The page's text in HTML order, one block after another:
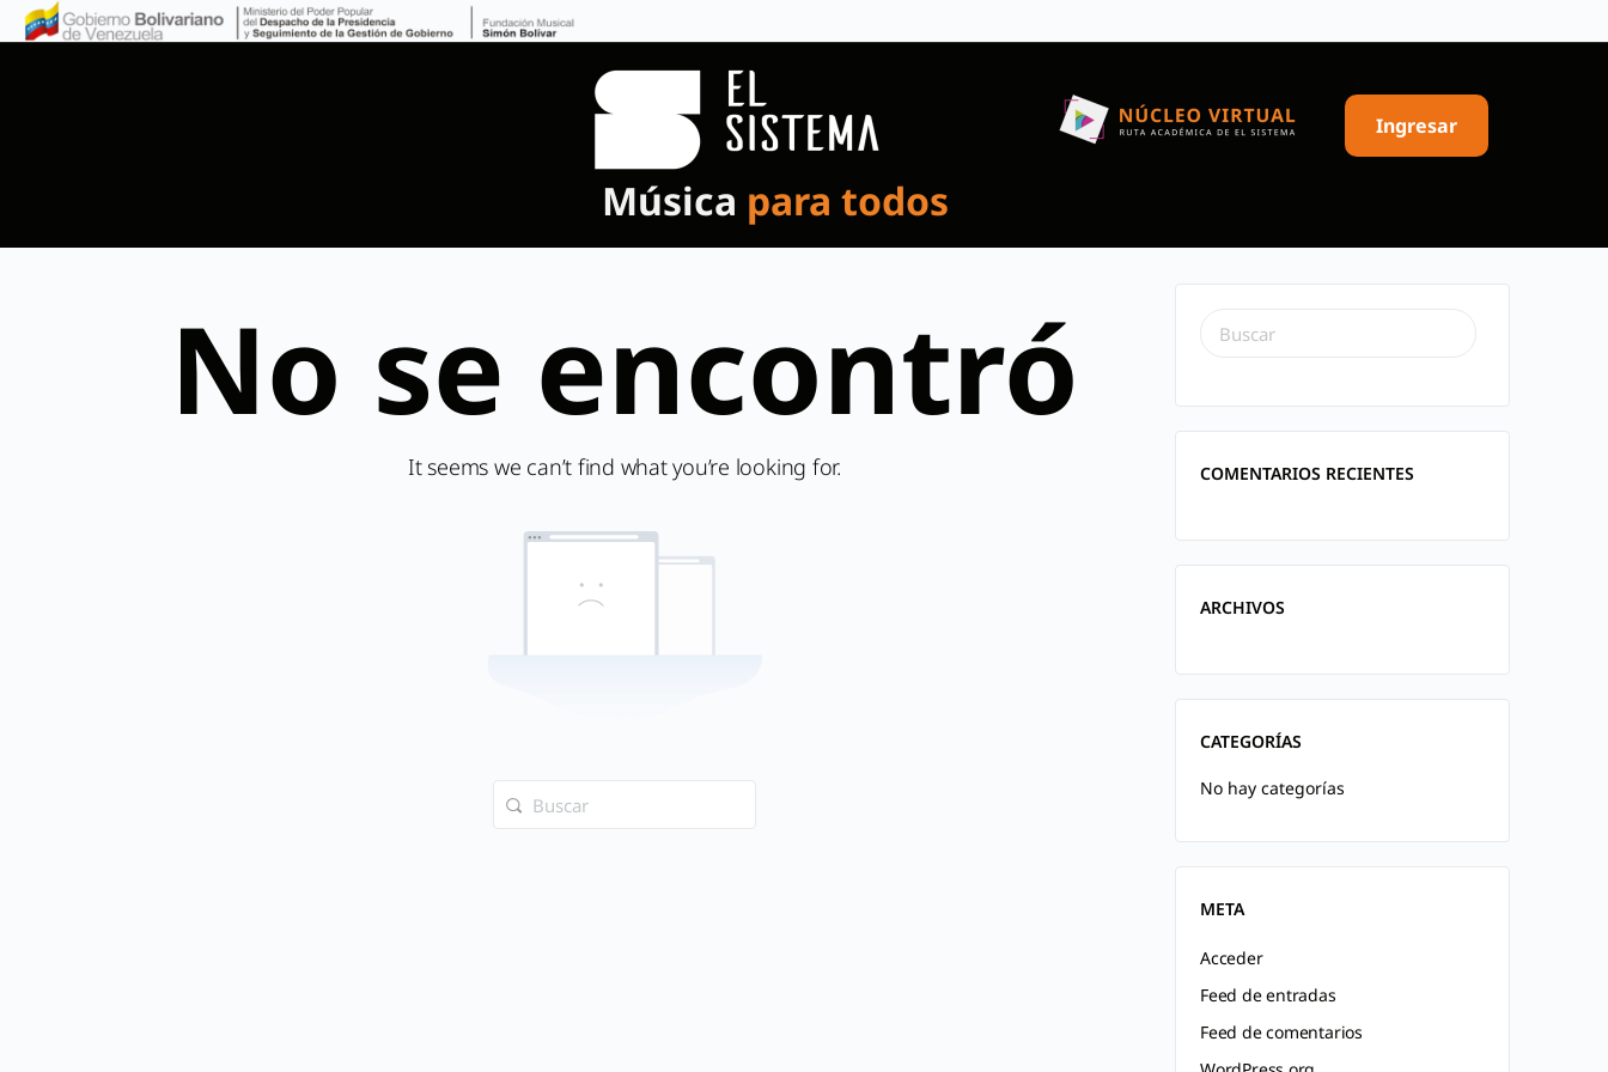
Ingresar
Música para todos
No se encontró
It seems we can’t find what you’re looking for. COMENTARIOS RECIENTES
ARCHIVOS
CATEGORÍAS
No hay categorías
META
Acceder
Feed de entradas
Feed de comentarios